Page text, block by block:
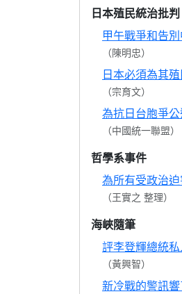
日本殖民統治批判
甲午戰爭和告
（陳明忠）
日本必須為其
（宗育文）
為抗日台胞爭
（中國統一聯盟）
哲學系事件
為所有受政治
（王實之 整理）
海峽隨筆
評李登輝總統
（黃興智）
新冷戰的警訊響